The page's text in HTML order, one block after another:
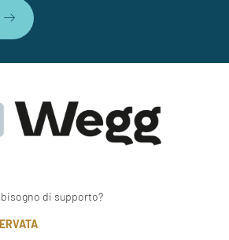
di supporto?